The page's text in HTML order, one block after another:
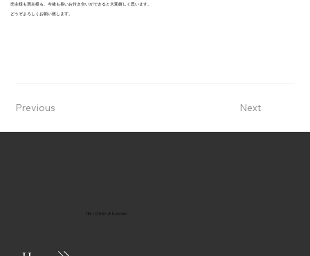
売主様も買主様も、今後も長いお付き合いができると大変嬉しく思います。
どうぞよろしくお願い致します。
Previous Next
TEL / 0557-85-3456